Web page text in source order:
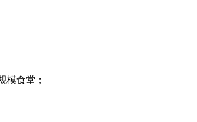
模食堂；